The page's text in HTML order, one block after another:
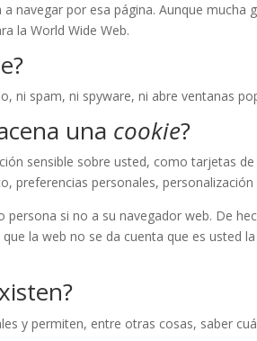
navegar por esa página. Aunque mucha
la World Wide Web.
ni spam, ni spyware, ni abre ventanas
una cookie?
sensible sobre usted, como tarjetas
preferencias personales,
persona si no a su navegador web. De
la web no se da cuenta que es usted
y permiten, entre otras cosas, saber